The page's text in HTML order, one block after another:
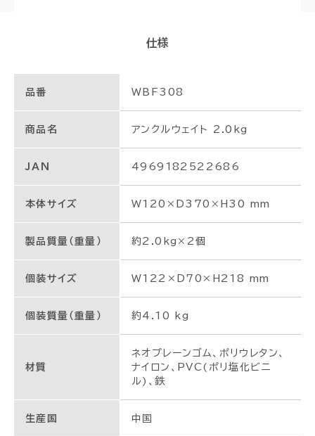
仕様
品番 WBF308
商品名 アンクルウェイト 2.0kg
JAN 4969182522686
本体サイズ W120×D370×H30 mm
製品質量（重量） 約2.0kg×2個
個装サイズ W122×D70×H218 mm
個装質量（重量） 約4.10 kg
材質
ネオプレーンゴム、ポリウレタン、
ナイロン、PVC(ポリ塩化ビニ
ル)、鉄
生産国 中国